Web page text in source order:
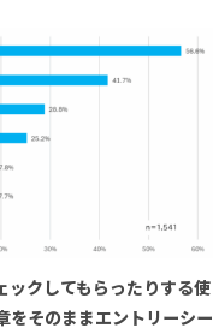
ックしてもらったりする使
をそのままエントリーシー